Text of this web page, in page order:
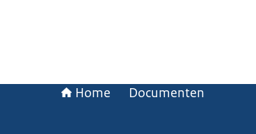
Home Documenten